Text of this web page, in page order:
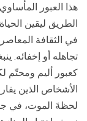
هذا العبور
الطريق ليقين الحياة
في الثقافة
تجاهله أو إخفائه.
كعبور أليم ومحتّم
الأشخاص الذين
لحظةَ الموت، في